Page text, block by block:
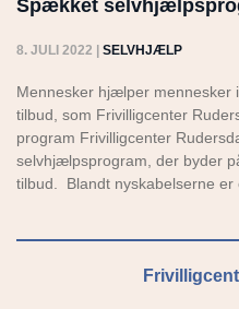
Spækket
8. JULI 2022 SELVHJÆLP
Mennesker hjælper mennesker
tilbud, som Frivilligcenter
program Frivilligcenter
selvhjælpsprogram, der byder
tilbud. Blandt nyskabelserne er